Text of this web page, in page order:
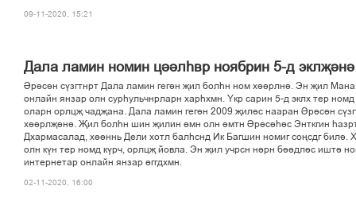
09-11-2020, 15:21
Дала ламин номин ціілєвр ноябрин 5-д эклљіні
Ірісін сўзгтнрт Дала ламин гегін љил болєн ном хіірлні. Эн љил
онлайн янзар олн сурєульчнрларн харєхмн. Ўкр сарин 5-д эклх тер
оларн орлцљ чадљана. Дала ламин гегін 2009 љиліс нааран Ірісін
хіірлљіні. Љил болєн шин љилин ґмн олн імтн Ірісієіс Энткгин
Дхармасалад, хґґннь Дели хотл балєснд Ик Багшин номиг соњсдг билі.
олн кўн тер номд кўрч, орлцљ йовла. Эн љил учрсн нірн біідліс ишті
интернетар онлайн янзар ґггдхмн.
02-11-2020, 16:00